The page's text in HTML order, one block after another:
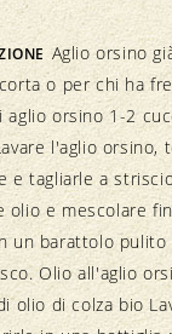
Aglio orsino
o per chi ha
aglio orsino 1-2
l'aglio orsino,
e tagliarle a
olio e mescolare
un barattolo
Olio all'aglio
olio di colza bio